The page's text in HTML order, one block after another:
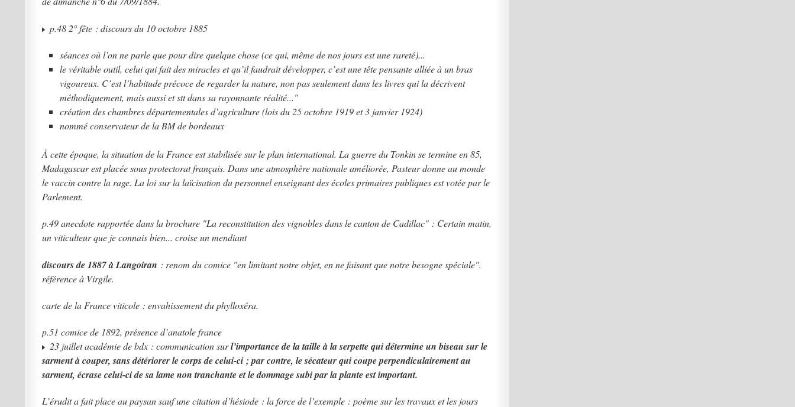
p.48 2° fête : discours du 10 octobre 1885
séances où l’on ne parle que pour dire quelque chose (ce qui, même de nos jours est une rareté)...
le véritable outil, celui qui fait des miracles et qu’il faudrait développer, c’est une tête pensante alliée à un bras
vigoureux. C’est l’habitude précoce de regarder la nature, non pas seulement dans les livres qui la décrivent
méthodiquement, mais aussi et stt dans sa rayonnante réalité..."
création des chambres départementales d’agriculture (lois du 25 octobre 1919 et 3 janvier 1924)
nommé conservateur de la BM de bordeaux
À cette époque, la situation de la France est stabilisée sur le plan international. La guerre du Tonkin se termine en 85,
Madagascar est placée sous protectorat français. Dans une atmosphère nationale améliorée, Pasteur donne au monde
le vaccin contre la rage. La loi sur la laïcisation du personnel enseignant des écoles primaires publiques est votée par le
Parlement.
p.49 anecdote rapportée dans la brochure "La reconstitution des vignobles dans le canton de Cadillac" : Certain matin,
un viticulteur que je connais bien... croise un mendiant
discours de 1887 à Langoiran : renom du comice "en limitant notre objet, en ne faisant que notre besogne spéciale".
référence à Virgile.
carte de la France viticole : envahissement du phylloxéra.
p.51 comice de 1892, présence d’anatole france
23 juillet académie de bdx : communication surl’importance de la taille à la serpette qui détermine un biseau sur le
sarment à couper, sans détériorer le corps de celui-ci ; par contre, le sécateur qui coupe perpendiculairement au
sarment, écrase celui-ci de sa lame non tranchante et le dommage subi par la plante est important.
L’érudit a fait place au paysan sauf une citation d’hésiode : la force de l’exemple : poème sur les travaux et les jours